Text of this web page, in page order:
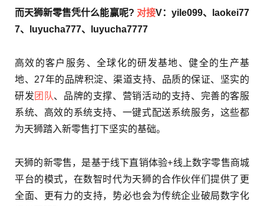
而天狮新零售凭什么能赢呢? 对接V：yile099、laokei77
7、luyucha777、luyucha7777
高效的客户服务、全球化的研发基地、健全的生产基
地、27年的品牌积淀、渠道支持、品质的保证、坚实的
研发 团队、品牌的支撑、营销活动的支持、完善的客服
系统、高效的系统支持、一键式配送系统服务，这些都
为天狮踏入新零售打下坚实的基础。
天狮的新零售，是基于线下直销体验+线上数字零售商城
平台的模式，在数智时代为天狮的合作伙伴们提供了更
全面、更有力的支持，势必也会为传统企业破局数字化